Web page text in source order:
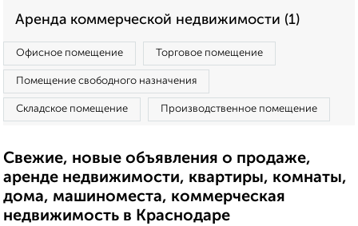
Аренда коммерческой недвижимости (1)
Офисное помещение Торговое помещение
Помещение свободного назначения
Складское помещение Производственное помещение
Свежие, новые объявления о продаже,
аренде недвижимости, квартиры, комнаты,
дома, машиноместа, коммерческая
недвижимость в Краснодаре